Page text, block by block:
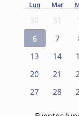
Lun Mar
30 31
6
7
13
14
20
21
27
28